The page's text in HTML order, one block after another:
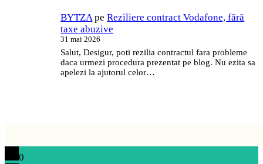
BYTZApeReziliere contract Vodafone, fără
taxe abuzive
31 mai 2026
Salut, Desigur, poti rezilia contractul fara probleme
daca urmezi procedura prezentat pe blog. Nu ezita sa
apelezi la ajutorul celor…
0